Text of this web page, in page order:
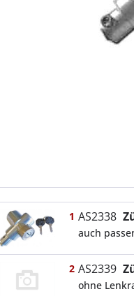
1 AS2338
auch
2 AS2339
ohne